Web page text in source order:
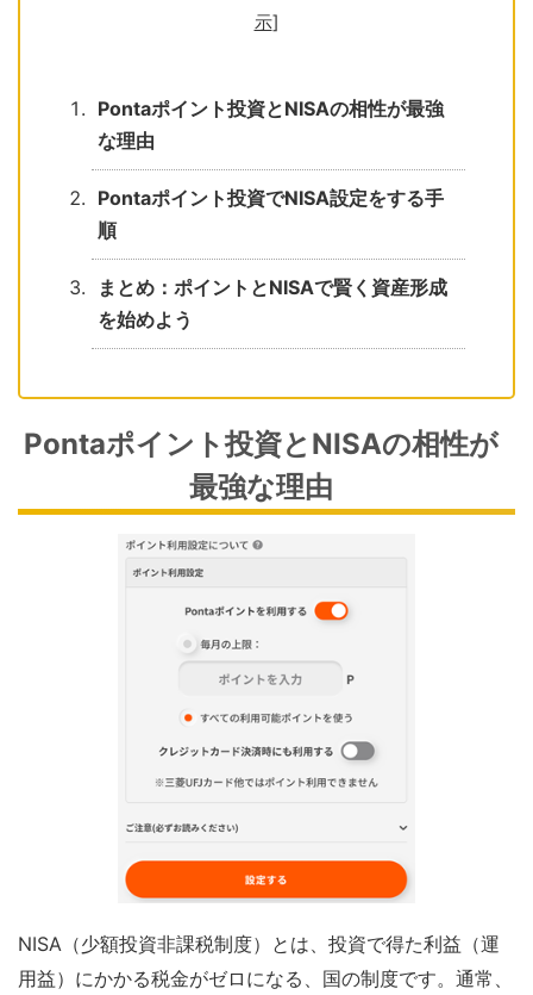
示]
Pontaポイント投資とNISAの相性が最強
な理由
Pontaポイント投資でNISA設定をする手
順
まとめ：ポイントとNISAで賢く資産形成
を始めよう
Pontaポイント投資とNISAの相性が
最強な理由
NISA（少額投資非課税制度）とは、投資で得た利益（運
用益）にかかる税金がゼロになる、国の制度です。通常、